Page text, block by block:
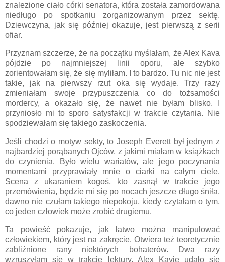
znalezione ciało córki senatora, która została zamordowana
niedługo po spotkaniu zorganizowanym przez sektę.
Dziewczyna, jak się później okazuje, jest pierwszą z serii
ofiar.
Przyznam szczerze, że na początku myślałam, że Alex Kava
pójdzie po najmniejszej linii oporu, ale szybko
zorientowałam się, że się myliłam. I to bardzo. Tu nic nie jest
takie, jak na pierwszy rzut oka się wydaje. Trzy razy
zmieniałam swoje przypuszczenia co do tożsamości
mordercy, a okazało się, że nawet nie byłam blisko. I
przyniosło mi to sporo satysfakcji w trakcie czytania. Nie
spodziewałam się takiego zaskoczenia.
Jeśli chodzi o motyw sekty, to Joseph Everett był jednym z
najbardziej porąbanych Ojców, z jakimi miałam w książkach
do czynienia. Było wielu wariatów, ale jego poczynania
momentami przyprawiały mnie o ciarki na całym ciele.
Scena z ukaraniem kogoś, kto zasnął w trakcie jego
przemówienia, będzie mi się po nocach jeszcze długo śniła,
dawno nie czułam takiego niepokoju, kiedy czytałam o tym,
co jeden człowiek może zrobić drugiemu.
Ta powieść pokazuje, jak łatwo można manipulować
człowiekiem, który jest na zakręcie. Otwiera też teoretycznie
zabliźnione rany niektórych bohaterów. Dwa razy
wzruszyłam się w trakcie lektury. Alex Kavie udało się